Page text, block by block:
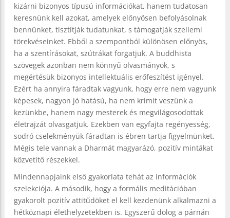
kizárni bizonyos típusú információkat, hanem tudatosan
keresnünk kell azokat, amelyek előnyösen befolyásolnak
bennünket, tisztítják tudatunkat, s támogatják szellemi
törekvéseinket. Ebből a szempontból különösen előnyös,
ha a szentírásokat, szútrákat forgatjuk. A buddhista
szövegek azonban nem könnyű olvasmányok, s
megértésük bizonyos intellektuális erőfeszítést igényel.
Ezért ha annyira fáradtak vagyunk, hogy erre nem vagyunk
képesek, nagyon jó hatású, ha nem krimit veszünk a
kezünkbe, hanem nagy mesterek és megvilágosodottak
életrajzát olvasgatjuk. Ezekben van egyfajta regényesség,
sodró cselekményük fáradtan is ébren tartja figyelmünket.
Mégis tele vannak a Dharmát magyarázó, pozitív mintákat
közvetítő részekkel.
Mindennapjaink első gyakorlata tehát az információk
szelekciója. A második, hogy a formális meditációban
gyakorolt pozitív attitűdöket el kell kezdenünk alkalmazni a
hétköznapi élethelyzetekben is. Egyszerű dolog a párnán